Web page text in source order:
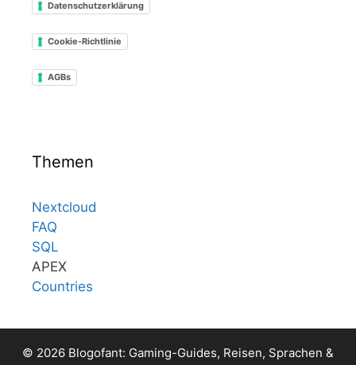
Datenschutzerklärung
Cookie-Richtlinie
AGBs
Themen
Nextcloud
FAQ
SQL
APEX
Countries
© 2026 Blogofant: Gaming-Guides, Reisen, Sprachen &